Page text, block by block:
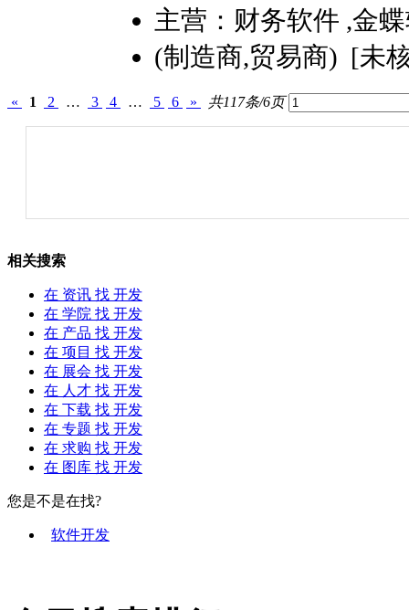
主营：财务软件 ,金
(制造商,贸易商) [未
« 1 2 … 3 4 … 5 6 » 共117条/6页
相关搜索
在 资讯 找 开发
在 学院 找 开发
在 产品 找 开发
在 项目 找 开发
在 展会 找 开发
在 人才 找 开发
在
下载 找 开发
在 专题 找 开发
在 求购 找 开发
在 图库 找 开发
您是不是在找?
软件开发